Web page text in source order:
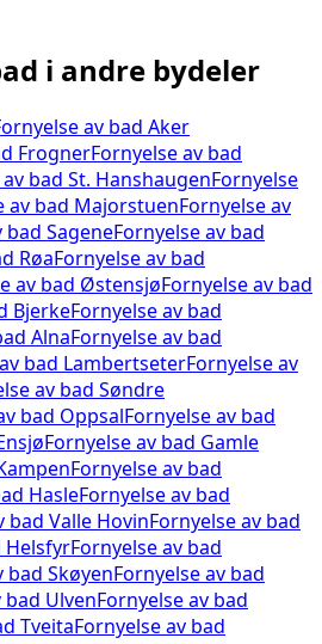
i andre bydeler
av bad Aker
FrognerFornyelse av bad
bad St. HanshaugenFornyelse
av bad MajorstuenFornyelse av
bad SageneFornyelse av bad
RøaFornyelse av bad
av bad ØstensjøFornyelse av bad
BjerkeFornyelse av bad
AlnaFornyelse av bad
bad LambertseterFornyelse av
av bad Søndre
bad OppsalFornyelse av bad
Fornyelse av bad Gamle
Fornyelse av bad
HasleFornyelse av bad
bad Valle HovinFornyelse av bad
HelsfyrFornyelse av bad
bad SkøyenFornyelse av bad
bad UlvenFornyelse av bad
TveitaFornyelse av bad